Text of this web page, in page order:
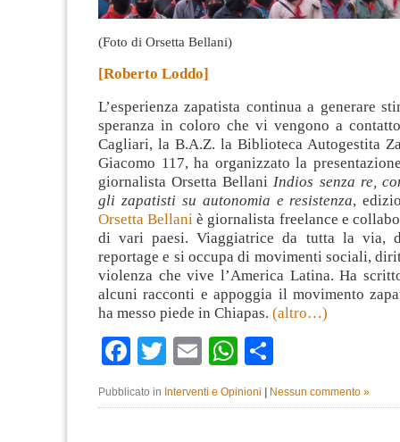
(Foto di Orsetta Bellani)
[Roberto Loddo]
L’esperienza zapatista continua a generare
speranza in coloro che vi vengono a
Cagliari, la B.A.Z. la Biblioteca Autogestita
Giacomo 117, ha organizzato la
giornalista Orsetta BellaniIndios senza re,
gli zapatisti su autonomia e resistenza,
Orsetta Bellani è giornalista freelance e
di vari paesi. Viaggiatrice da tutta la via,
reportage e si occupa di movimenti sociali,
violenza che vive l’America Latina. Ha
alcuni racconti e appoggia il movimento
ha messo piede in Chiapas. (altro…)
Facebook
TwitterEmailWhatsApp
Pubblicato in Interventi e Opinioni Nessun commento »